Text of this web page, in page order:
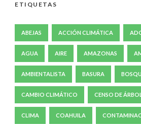
ETIQUETAS
ABEJAS ACCIÓN CLIMÁTICA
AGUA AIRE AMAZONAS
AMBIENTALISTA BASURA
CAMBIO CLIMÁTICO CENSO DE
CLIMA COAHUILA